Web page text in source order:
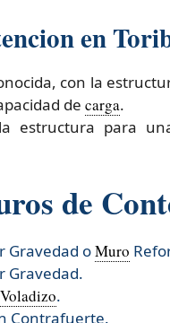
en
con la
de carga.
estructura para
de
Gravedad oMuro
Gravedad.
Voladizo.
Contrafuerte.